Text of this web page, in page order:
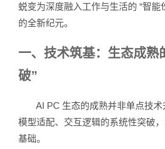
蜕变为深度融入工作与生活的 “智能
的全新纪元。
一、技术筑基：生态成熟
破”
AI PC 生态的成熟并非单点技术
模型适配、交互逻辑的系统性突破
基础。